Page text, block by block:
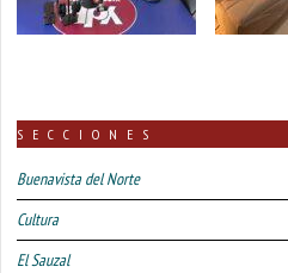
SECCIONES
Buenavista del Norte
Cultura
El Sauzal